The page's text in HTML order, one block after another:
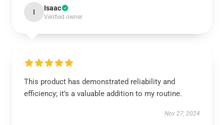
I Isaac
Verified owner
This product has demonstrated reliability and
efficiency; it’s a valuable addition to my routine.
Nov 27, 2024